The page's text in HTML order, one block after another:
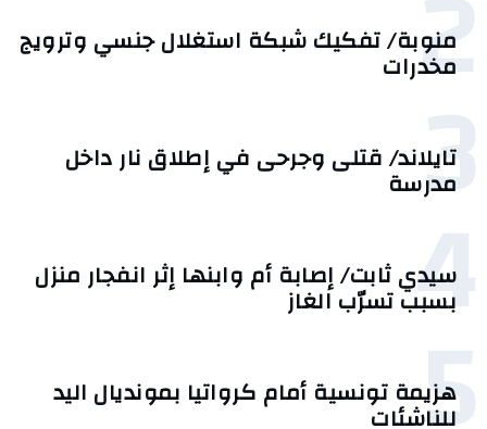
منوبة/ تفكيك شبكة استغلال جنسي وترويج
مخدرات
3
تايلاند/ قتلى وجرحى في إطلاق نار داخل
مدرسة
4
سيدي ثابت/ إصابة أم وابنها إثر انفجار منزل
بسبب تسرّب الغاز
هزيمة تونسية أمام كرواتيا بمونديال اليد
للناشئات